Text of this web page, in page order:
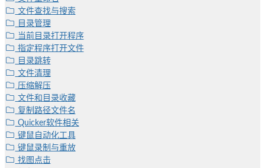
文件查找与搜索
目录管理
当前目录打开程序
指定程序打开文件
目录跳转
文件清理
压缩解压
文件和目录收藏
复制路径文件名
Quicker软件相关
键鼠自动化工具
键鼠录制与重放
找图点击